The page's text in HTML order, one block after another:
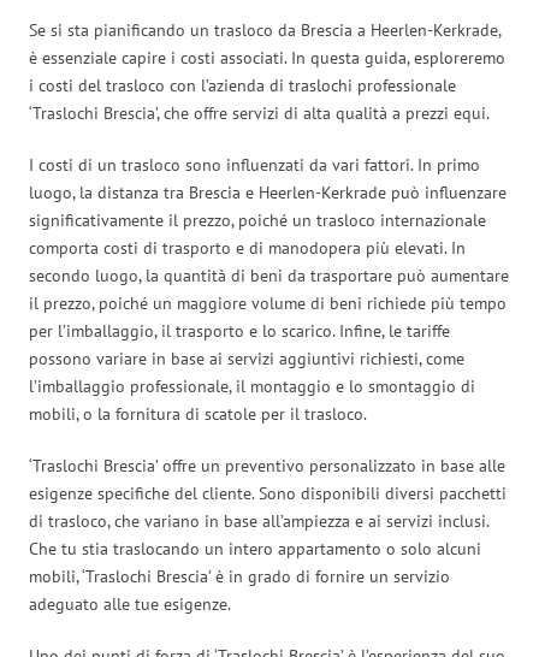
Se si sta pianificando un trasloco da Brescia a Heerlen-Kerkrade,
è essenziale capire i costi associati. In questa guida, esploreremo
i costi del trasloco con l’azienda di traslochi professionale
‘Traslochi Brescia’, che offre servizi di alta qualità a prezzi equi.
I costi di un trasloco sono influenzati da vari fattori. In primo
luogo, la distanza tra Brescia e Heerlen-Kerkrade può influenzare
significativamente il prezzo, poiché un trasloco internazionale
comporta costi di trasporto e di manodopera più elevati. In
secondo luogo, la quantità di beni da trasportare può aumentare
il prezzo, poiché un maggiore volume di beni richiede più tempo
per l’imballaggio, il trasporto e lo scarico. Infine, le tariffe
possono variare in base ai servizi aggiuntivi richiesti, come
l’imballaggio professionale, il montaggio e lo smontaggio di
mobili, o la fornitura di scatole per il trasloco.
‘Traslochi Brescia’ offre un preventivo personalizzato in base alle
esigenze specifiche del cliente. Sono disponibili diversi pacchetti
di trasloco, che variano in base all’ampiezza e ai servizi inclusi.
Che tu stia traslocando un intero appartamento o solo alcuni
mobili, ‘Traslochi Brescia’ è in grado di fornire un servizio
adeguato alle tue esigenze.